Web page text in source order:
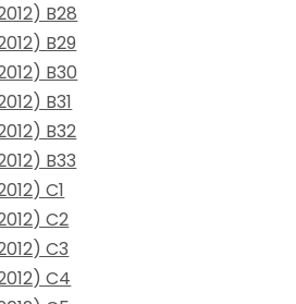
B28
B29
B30
B31
B32
B33
C1
C2
C3
C4